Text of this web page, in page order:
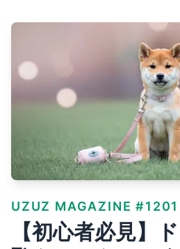
UZUZ MAGAZINE #1201
【初心者必見】